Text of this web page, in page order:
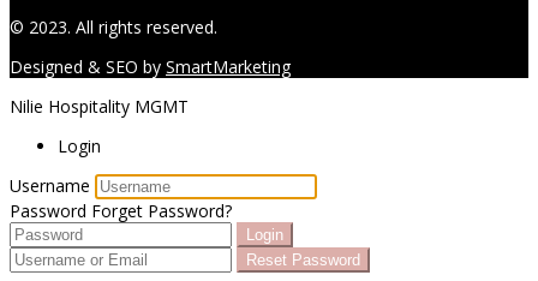
© 2023. All rights reserved.
Designed & SEO by SmartMarketing
Nilie Hospitality MGMT
Login
Username
Password Forget Password?
Login
Reset Password